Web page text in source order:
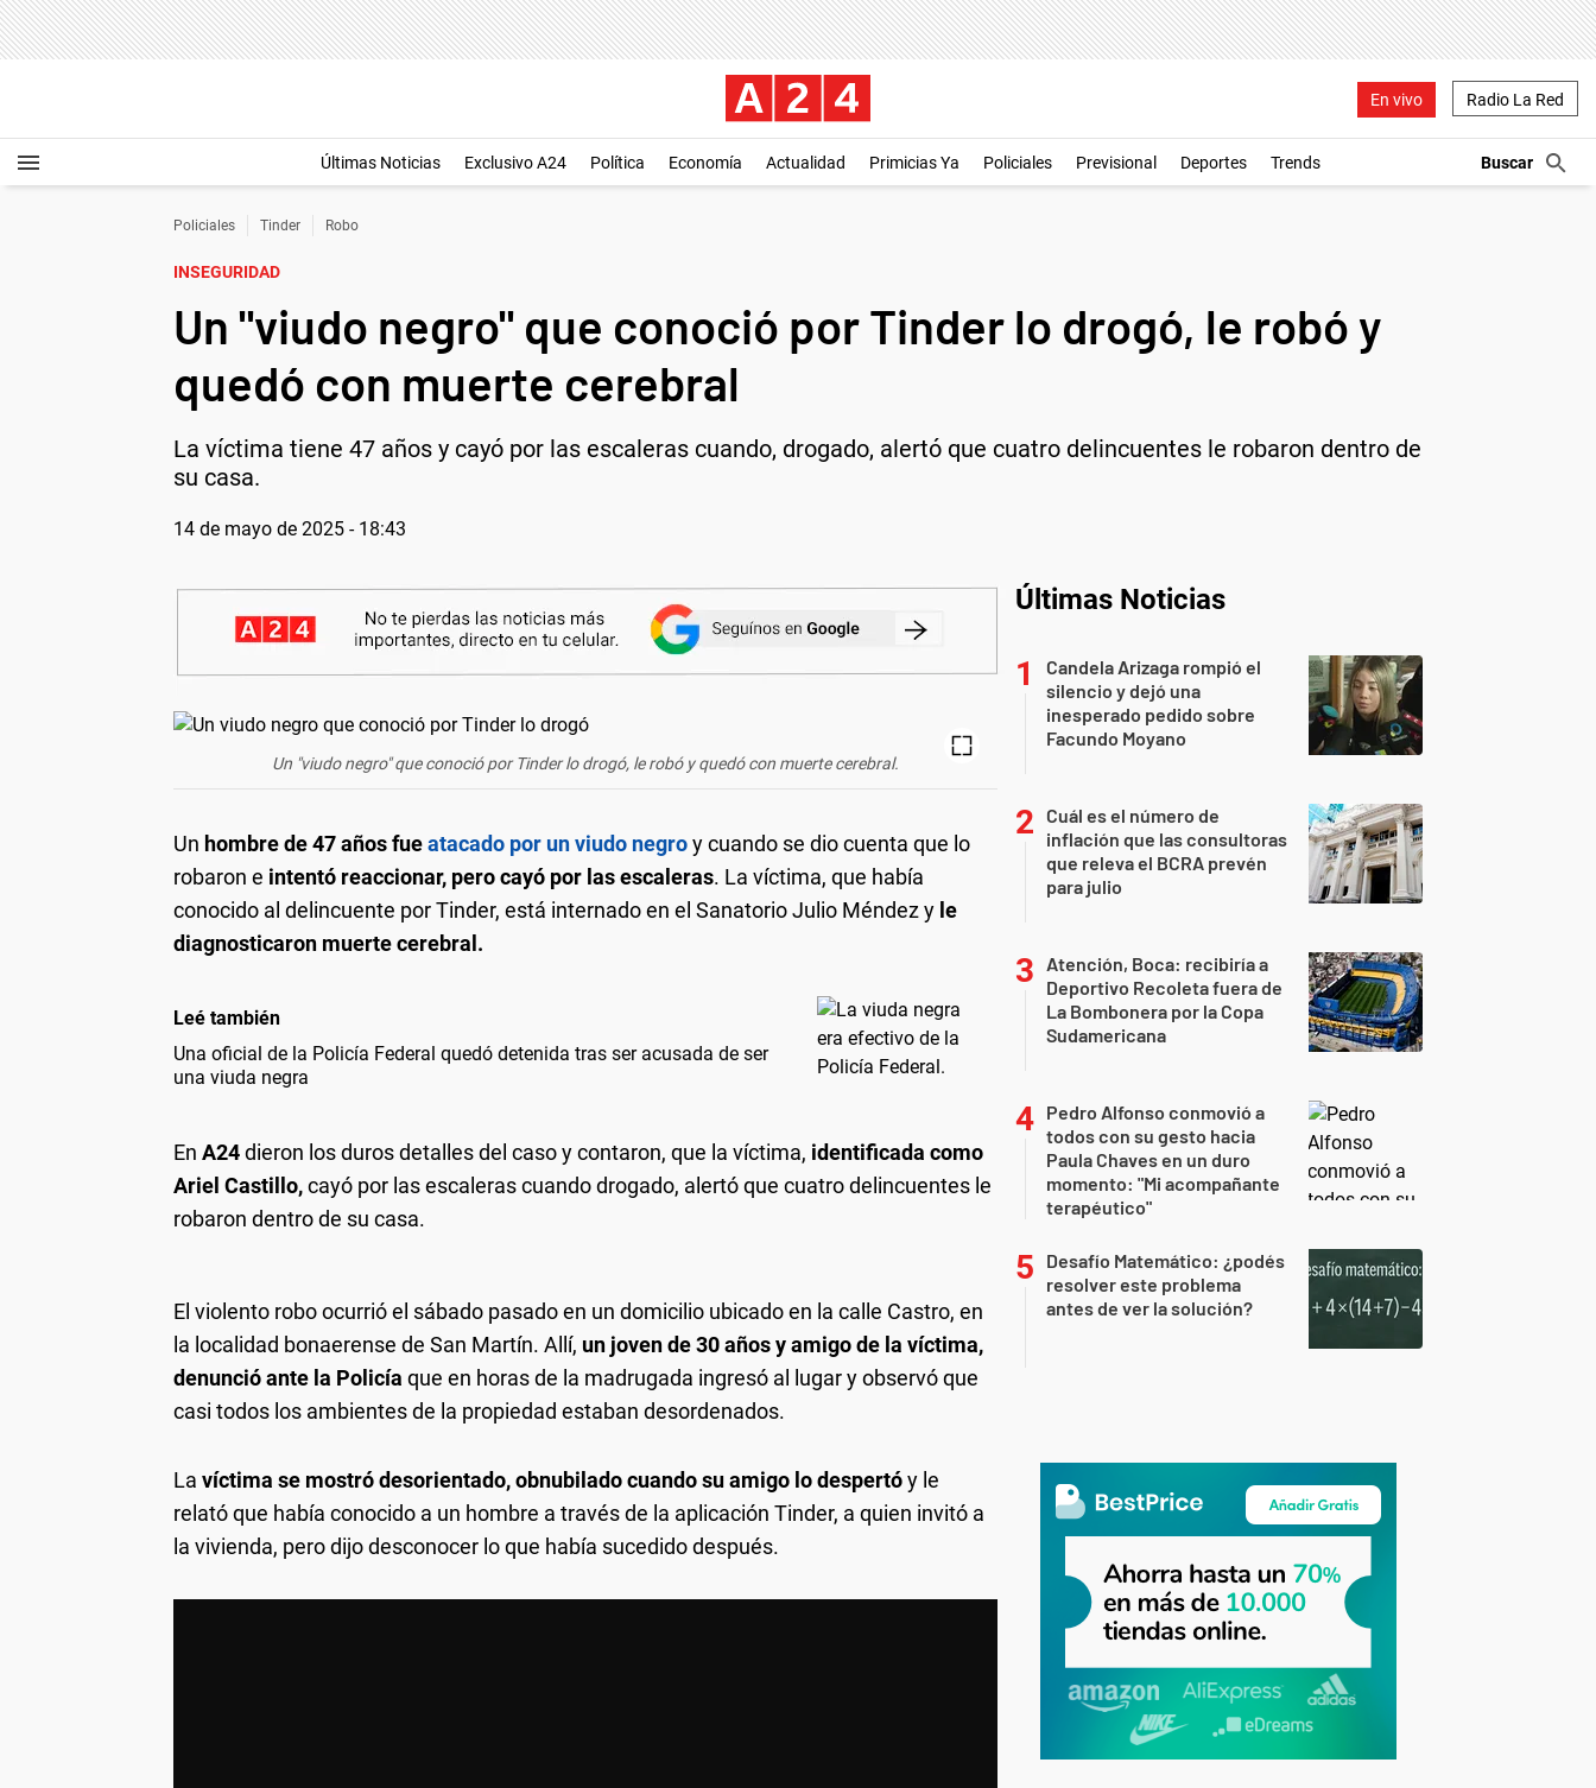
En vivo Radio La Red
Últimas Noticias Exclusivo A24 Política Economía Actualidad Primicias Ya Policiales Previsional Deportes Trends
Policiales Tinder Robo
INSEGURIDAD
Un "viudo negro" que conoció por Tinder lo drogó, le robó y
quedó con muerte cerebral
La víctima tiene 47 años y cayó por las escaleras cuando, drogado, alertó que cuatro delincuentes le robaron dentro de
su casa.
14 de mayo de 2025 - 18:43
Un "viudo negro" que conoció por Tinder lo drogó, le robó y quedó con muerte cerebral.
Un hombre de 47 años fueatacado por un viudo negroy cuando se dio cuenta que lo
robaron e intentó reaccionar, pero cayó por las escaleras. La víctima, que había
conocido al delincuente por Tinder, está internado en el Sanatorio Julio Méndez y le
diagnosticaron muerte cerebral.
Leé también
Una oficial de la Policía Federal quedó detenida tras ser acusada de ser
una viuda negra
En A24dieron los duros detalles del caso y contaron, que la víctima, identificada como
Ariel Castillo,cayó por las escaleras cuando drogado, alertó que cuatro delincuentes le
robaron dentro de su casa.
El violento robo ocurrió el sábado pasado en un domicilio ubicado en la calle Castro, en
la localidad bonaerense de San Martín. Allí, un joven de 30 años y amigo de la víctima,
denunció ante la Policía que en horas de la madrugada ingresó al lugar y observó que
casi todos los ambientes de la propiedad estaban desordenados.
La víctima se mostró desorientado, obnubilado cuando su amigo lo despertóy le
relató que había conocido a un hombre a través de la aplicación Tinder, a quien invitó a
la vivienda, pero dijo desconocer lo que había sucedido después.
Últimas Noticias
Candela Arizaga rompió el
silencio y dejó una
inesperado pedido sobre
Facundo Moyano
Cuál es el número de
inflación que las consultoras
que releva el BCRA prevén
para julio
Atención, Boca: recibiría a
Deportivo Recoleta fuera de
La Bombonera por la Copa
Sudamericana
Pedro Alfonso conmovió a
todos con su gesto hacia
Paula Chaves en un duro
momento: "Mi acompañante
terapéutico"
Desafío Matemático: ¿podés
resolver este problema
antes de ver la solución?